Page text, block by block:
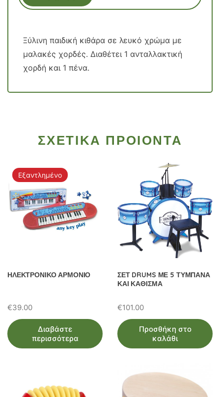
Ξύλινη παιδική κιθάρα σε λευκό χρώμα με
μαλακές χορδές. Διαθέτει 1 ανταλλακτική
χορδή και 1 πένα.
ΣΧΕΤΙΚΑ ΠΡΟΙΟΝΤΑ
Εξαντλημένο
ΗΛΕΚΤΡΟΝΙΚΟ ΑΡΜΟΝΙΟ
€39.00
Διαβάστε
περισσότερα
ΣΕΤ DRUMS ΜΕ 5 ΤΥΜΠΑΝΑ
ΚΑΙ ΚΑΘΙΣΜΑ
€101.00
Προσθήκη στο
καλάθι